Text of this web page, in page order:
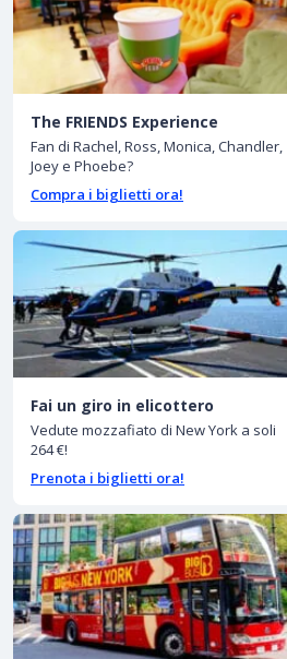
The FRIENDS Experience
Fan di Rachel, Ross, Monica, Chandler,
Joey e Phoebe?
Compra i biglietti ora!
Fai un giro in elicottero
Vedute mozzafiato di New York a soli
264 €!
Prenota i biglietti ora!